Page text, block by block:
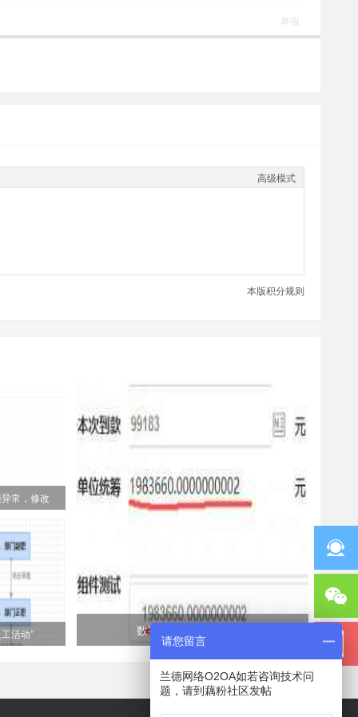
举报
高级模式
本版积分规则
数字组件小数点位异常
常，修改
活动”
请您留言
兰德网络O2OA如若咨询技术问
题，请到藕粉社区发帖